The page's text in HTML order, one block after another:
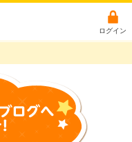
ログイン